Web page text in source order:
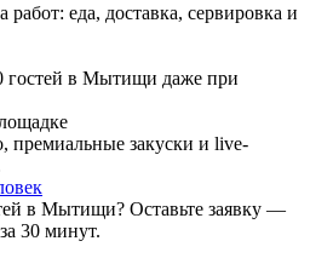
еда, доставка, сервировка и
гостей в Мытищи даже при
премиальные закуски и live-
в Мытищи? Оставьте заявку —
30 минут.